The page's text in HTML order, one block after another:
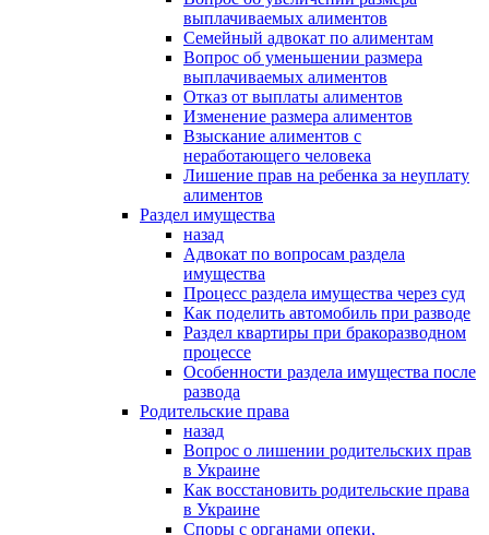
выплачиваемых алиментов
Семейный адвокат по алиментам
Вопрос об уменьшении размера
выплачиваемых алиментов
Отказ от выплаты алиментов
Изменение размера алиментов
Взыскание алиментов с
неработающего человека
Лишение прав на ребенка за неуплату
алиментов
Раздел имущества
назад
Адвокат по вопросам раздела
имущества
Процесс раздела имущества через суд
Как поделить автомобиль при разводе
Раздел квартиры при бракоразводном
процессе
Особенности раздела имущества после
развода
Родительские права
назад
Вопрос о лишении родительских прав
в Украине
Как восстановить родительские права
в Украине
Споры с органами опеки,